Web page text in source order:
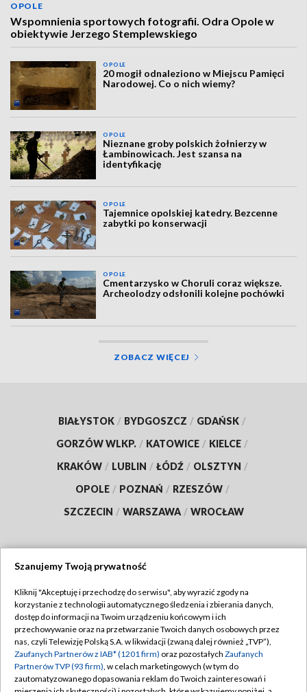
OPOLE
Wspomnienia sportowych fotografii. Odra Opole w
obiektywie Jerzego Stemplewskiego
OPOLE
20 mogił odnaleziono w Miejscu Pamięci
Narodowej. Co o nich wiemy?
OPOLE
Nieznane groby polskich żołnierzy w
Łambinowicach. Jest szansa na
identyfikację
OPOLE
Tajemnice opolskiej katedry. Bezcenne
zabytki po konserwacji
OPOLE
Cmentarzysko w Choruli coraz większe.
Archeolodzy odsłonili kolejne pochówki
ZOBACZ WIĘCEJ
BIAŁYSTOK / BYDGOSZCZ / GDAŃSK /
GORZÓW WLKP. / KATOWICE / KIELCE /
KRAKÓW / LUBLIN / ŁÓDŹ / OLSZTYN /
OPOLE / POZNAŃ / RZESZÓW /
SZCZECIN / WARSZAWA / WROCŁAW
TVP
Abonament TVP
Emisja w TVP
Centrum informacji TVP
Regulamin TVP
Polityka prywatności
Moje zgody
Szanujemy Twoją prywatność
Kliknij "Akceptuję i przechodzę do serwisu", aby wyrazić zgody na
korzystanie z technologii automatycznego śledzenia i zbierania danych,
dostęp do informacji na Twoim urządzeniu końcowym i ich
przechowywanie oraz na przetwarzanie Twoich danych osobowych przez
nas, czyli Telewizję Polską S.A. w likwidacji (zwaną dalej również „TVP”),
Zaufanych Partnerów z IAB* (1201 firm) oraz pozostałych Zaufanych
Partnerów TVP (93 firm), w celach marketingowych (w tym do
zautomatyzowanego dopasowania reklam do Twoich zainteresowań i